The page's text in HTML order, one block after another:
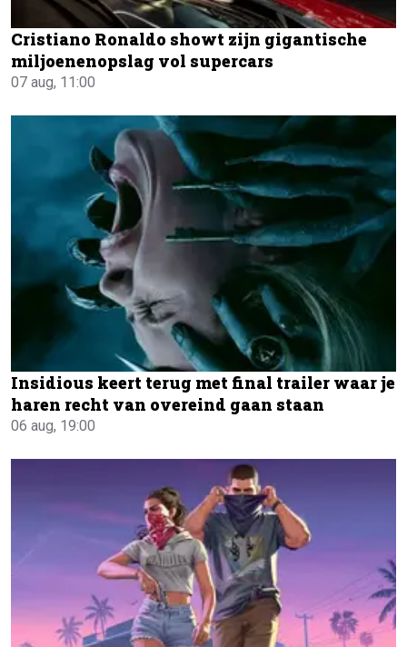
Cristiano Ronaldo showt zijn gigantische
miljoenenopslag vol supercars
07 aug, 11:00
Insidious keert terug met final trailer waar je
haren recht van overeind gaan staan
06 aug, 19:00